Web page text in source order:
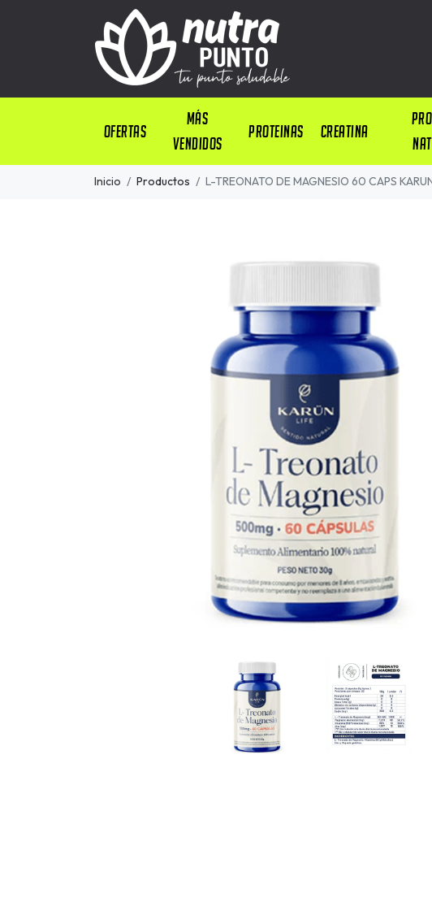
OFERTAS
Más
Vendidos
PROTEINAS CREATINA
Inicio Productos L-TREONATO DE MAGNESIO 60 CAPS